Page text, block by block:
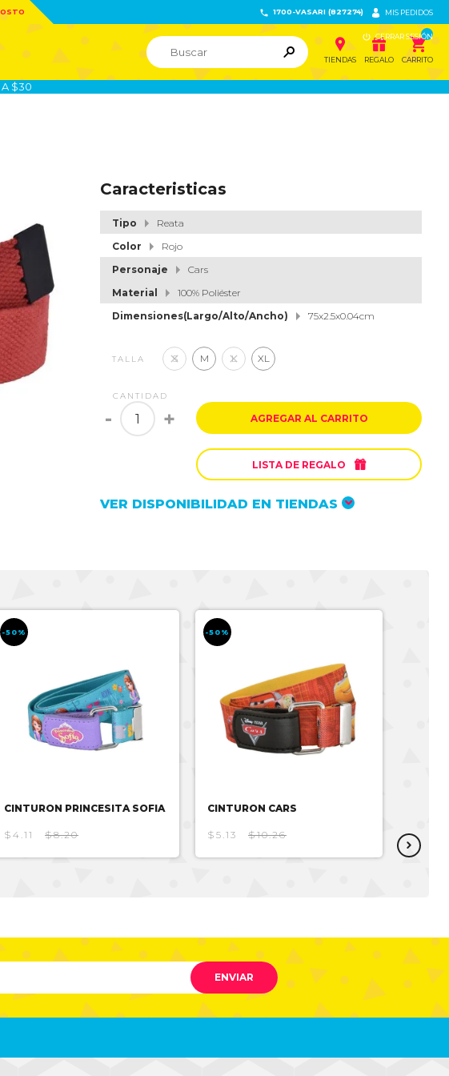
 1700-VASARI (827274)  MIS PEDIDOS
 CERRAR SESIÓN
 
TIENDAS

REGALO
ຐ
CARRITO
A $30
Caracteristicas
Tipo
Reata
Color
Rojo
Personaje
Cars
Material
100% Poliéster
Dimensiones(Largo/Alto/Ancho)
75x2.5x0.04cm
TALLA S M L XL
CANTIDAD
- + AGREGAR AL CARRITO
LISTA DE REGALO 
VER DISPONIBILIDAD EN TIENDAS
-50%
CINTURON PRINCESITA SOFIA
$4.11 $8.20
-50%
CINTURON CARS
$5.13 $10.26 $5.13
ENVIAR